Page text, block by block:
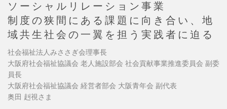
ソーシャルリレーション事業
制度の狭間にある課題に向き合い、地
域共生社会の一翼を担う実践者に迫る
社会福祉法人みささぎ会理事長
大阪府社会福祉協議会 老人施設部会 社会貢献事業推進委員会 副委
員長
大阪府社会福祉協議会 経営者部会 大阪青年会 副代表
奥田 赳視さま